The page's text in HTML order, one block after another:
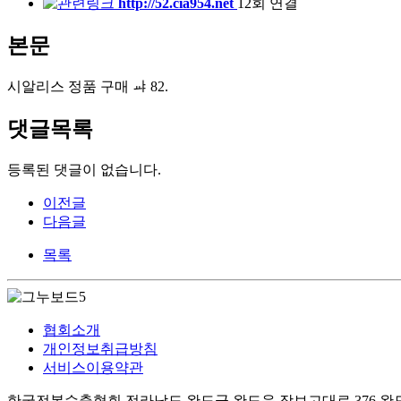
http://52.cia954.net 12회 연결
본문
시알리스 정품 구매 ㆇ 82.
댓글목록
등록된 댓글이 없습니다.
이전글
다음글
목록
협회소개
개인정보취급방침
서비스이용약관